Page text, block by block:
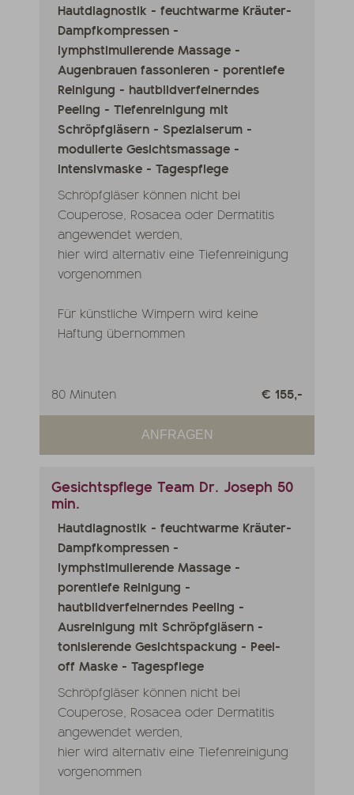
Hautdiagnostik - feuchtwarme Kräuter-
Dampfkompressen -
lymphstimulierende Massage -
Augenbrauen fassonieren - porentiefe
Reinigung - hautbildverfeinerndes
Peeling - Tiefenreinigung mit
Schröpfgläsern - Spezialserum -
modulierte Gesichtsmassage -
Intensivmaske - Tagespflege
Schröpfgläser können nicht bei
Couperose, Rosacea oder Dermatitis
angewendet werden,
hier wird alternativ eine Tiefenreinigung
vorgenommen
Für künstliche Wimpern wird keine
Haftung übernommen
80 Minuten € 155,-
ANFRAGEN
Gesichtspflege Team Dr. Joseph 50
min.
Hautdiagnostik - feuchtwarme Kräuter-
Dampfkompressen -
lymphstimulierende Massage -
porentiefe Reinigung -
hautbildverfeinerndes Peeling -
Ausreinigung mit Schröpfgläsern -
tonisierende Gesichtspackung - Peel-
off Maske - Tagespflege
Schröpfgläser können nicht bei
Couperose, Rosacea oder Dermatitis
angewendet werden,
hier wird alternativ eine Tiefenreinigung
vorgenommen